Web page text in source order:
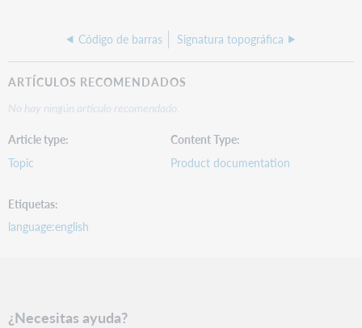
Código de barras Signatura topográfica
ARTÍCULOS RECOMENDADOS
No hay ningún artículo recomendado.
Article type
Topic
Content Type
Product documentation
Etiquetas
language:english
¿Necesitas ayuda?